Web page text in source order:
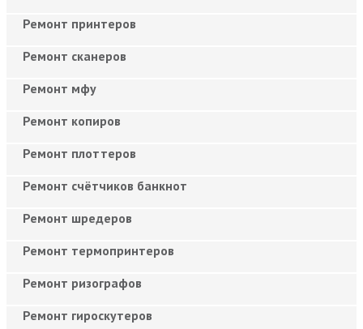
Ремонт принтеров
Ремонт сканеров
Ремонт мфу
Ремонт копиров
Ремонт плоттеров
Ремонт счётчиков банкнот
Ремонт шредеров
Ремонт термопринтеров
Ремонт ризографов
Ремонт гироскутеров